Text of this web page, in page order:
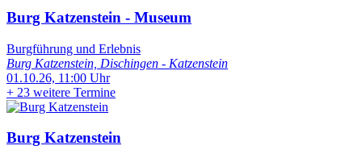
Burg Katzenstein - Museum
Burgführung und Erlebnis
Burg Katzenstein, Dischingen - Katzenstein
01.10.26, 11:00 Uhr
+ 23 weitere Termine
Burg Katzenstein